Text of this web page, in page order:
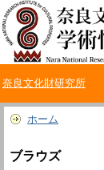
奈良文化財研究所
ホーム
ブラウズ